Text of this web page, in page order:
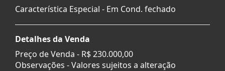
Característica Especial - Em Cond. fechado
Detalhes da Venda
Preço de Venda - R$ 230.000,00
Observações - Valores sujeitos a alteração